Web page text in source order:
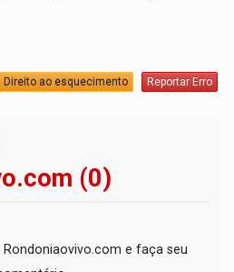
Direito ao esquecimento Reportar Erro
(0)
e faça seu